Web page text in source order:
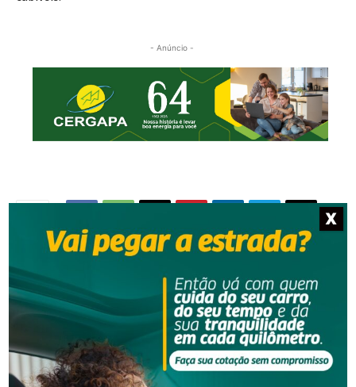
- Anúncio -
NOTÍCIAS RELACIONADAS
X